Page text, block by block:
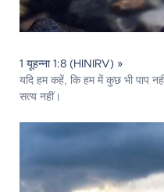
1 यूहन्ना 1:8 (HINIRV) »
यदि हम कहें, कि हम में कुछ भी पाप
सत्य नहीं।